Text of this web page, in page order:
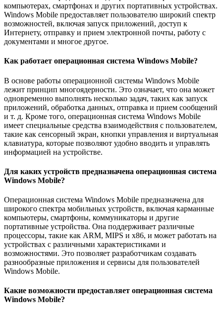
компьютерах, смартфонах и других портативных устройствах.
Windows Mobile предоставляет пользователю широкий спектр
возможностей, включая запуск приложений, доступ к
Интернету, отправку и прием электронной почты, работу с
документами и многое другое.
Как работает операционная система Windows Mobile?
В основе работы операционной системы Windows Mobile
лежит принцип многоядерности. Это означает, что она может
одновременно выполнять несколько задач, таких как запуск
приложений, обработка данных, отправка и прием сообщений
и т. д. Кроме того, операционная система Windows Mobile
имеет специальные средства взаимодействия с пользователем,
такие как сенсорный экран, кнопки управления и виртуальная
клавиатура, которые позволяют удобно вводить и управлять
информацией на устройстве.
Для каких устройств предназначена операционная система
Windows Mobile?
Операционная система Windows Mobile предназначена для
широкого спектра мобильных устройств, включая карманные
компьютеры, смартфоны, коммуникаторы и другие
портативные устройства. Она поддерживает различные
процессоры, такие как ARM, MIPS и x86, и может работать на
устройствах с различными характеристиками и
возможностями. Это позволяет разработчикам создавать
разнообразные приложения и сервисы для пользователей
Windows Mobile.
Какие возможности предоставляет операционная система
Windows Mobile?